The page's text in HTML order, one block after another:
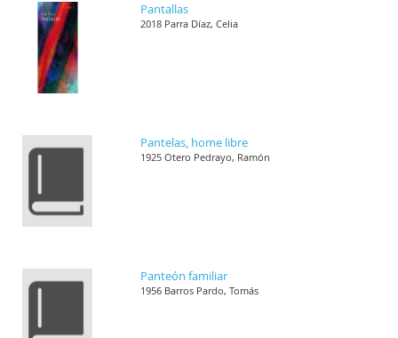
Pantallas
2018 Parra Díaz, Celia
Pantelas, home libre
1925 Otero Pedrayo, Ramón
Panteón familiar
1956 Barros Pardo, Tomás